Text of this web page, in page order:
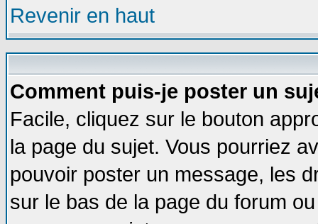
Revenir en haut
Comment puis-je poster un
Facile, cliquez sur le bouton
la page du sujet. Vous pourriez
pouvoir poster un message, les
sur le bas de la page du forum